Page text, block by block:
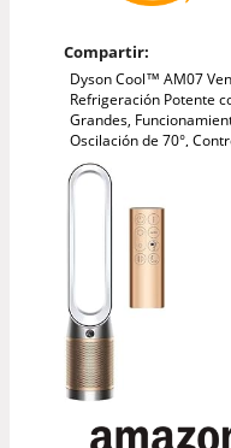
Compartir:
Dyson Cool™ AM07
Refrigeración Potente
Grandes,
Oscilación de 70°,